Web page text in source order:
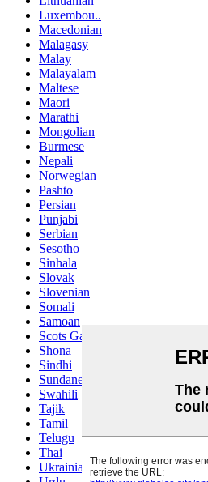
Luxembou..
Macedonian
Malagasy
Malay
Malayalam
Maltese
Maori
Marathi
Mongolian
Burmese
Nepali
Norwegian
Pashto
Persian
Punjabi
Serbian
Sesotho
Sinhala
Slovak
Slovenian
Somali
Samoan
Scots Gaelic
Shona
Sindhi
Sundanese
Swahili
Tajik
Tamil
Telugu
Thai
Ukrainian